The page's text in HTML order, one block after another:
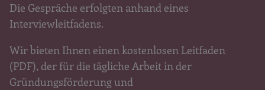
Die Gespräche erfolgten anhand eines
Interviewleitfadens.
Wir bieten Ihnen einen kostenlosen Leitfaden
(PDF), der für die tägliche Arbeit in der
Gründungsförderung und